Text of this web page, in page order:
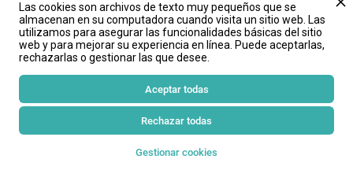
Diferentes escuelas e institutos han visitado el
COACB para conocer de cerca la profesión comercial
y el papel del Colegio. Durante la visita, el presidente
Ricard Penas ha podido informar y orientar a los
alumnos sobre el perfil del agente comercial de hoy
Las cookies son archivos de texto muy pequeños que se
almacenan en su computadora cuando visita un sitio web. Las
utilizamos para asegurar las funcionalidades básicas del sitio
web y para mejorar su experiencia en línea. Puede aceptarlas,
rechazarlas o gestionar las que desee.
Gestionar cookies
Rechazar todas
Aceptar todas